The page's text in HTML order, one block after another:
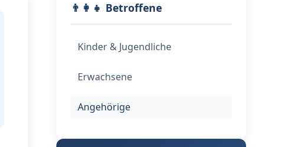
👨‍👩‍👧 Betroffene
Kinder & Jugendliche
Erwachsene
Angehörige